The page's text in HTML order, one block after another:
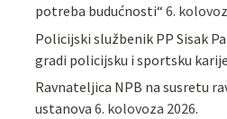
potreba budućnosti“ 6.
Policijski službenik PP Sisak
gradi policijsku i sportsku
Ravnateljica NPB na susretu
ustanova 6. kolovoza 2026.